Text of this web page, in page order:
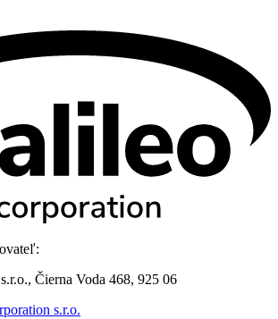
Čierna Voda 468, 925 06
s.r.o.